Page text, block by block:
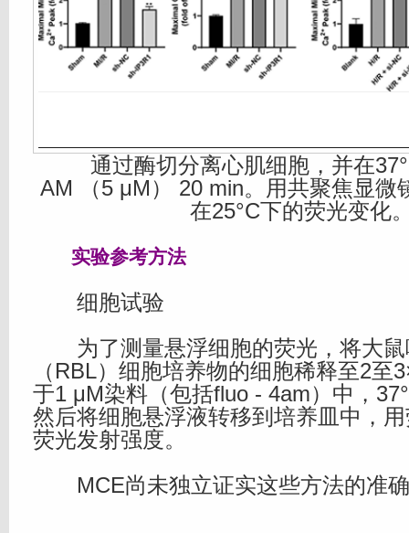
通过酶切分离心肌细胞，并在
AM （5 μM） 20 min。用共聚焦显微
在25°C下的荧光变化
实验参考方法
细胞试验
为了测量悬浮细胞的荧光，将大鼠
（RBL）细胞培养物的细胞稀释至2至
于1 μM染料（包括fluo - 4am）中，
然后将细胞悬浮液转移到培养皿中，
荧光发射强度。
MCE尚未独立证实这些方法的准确